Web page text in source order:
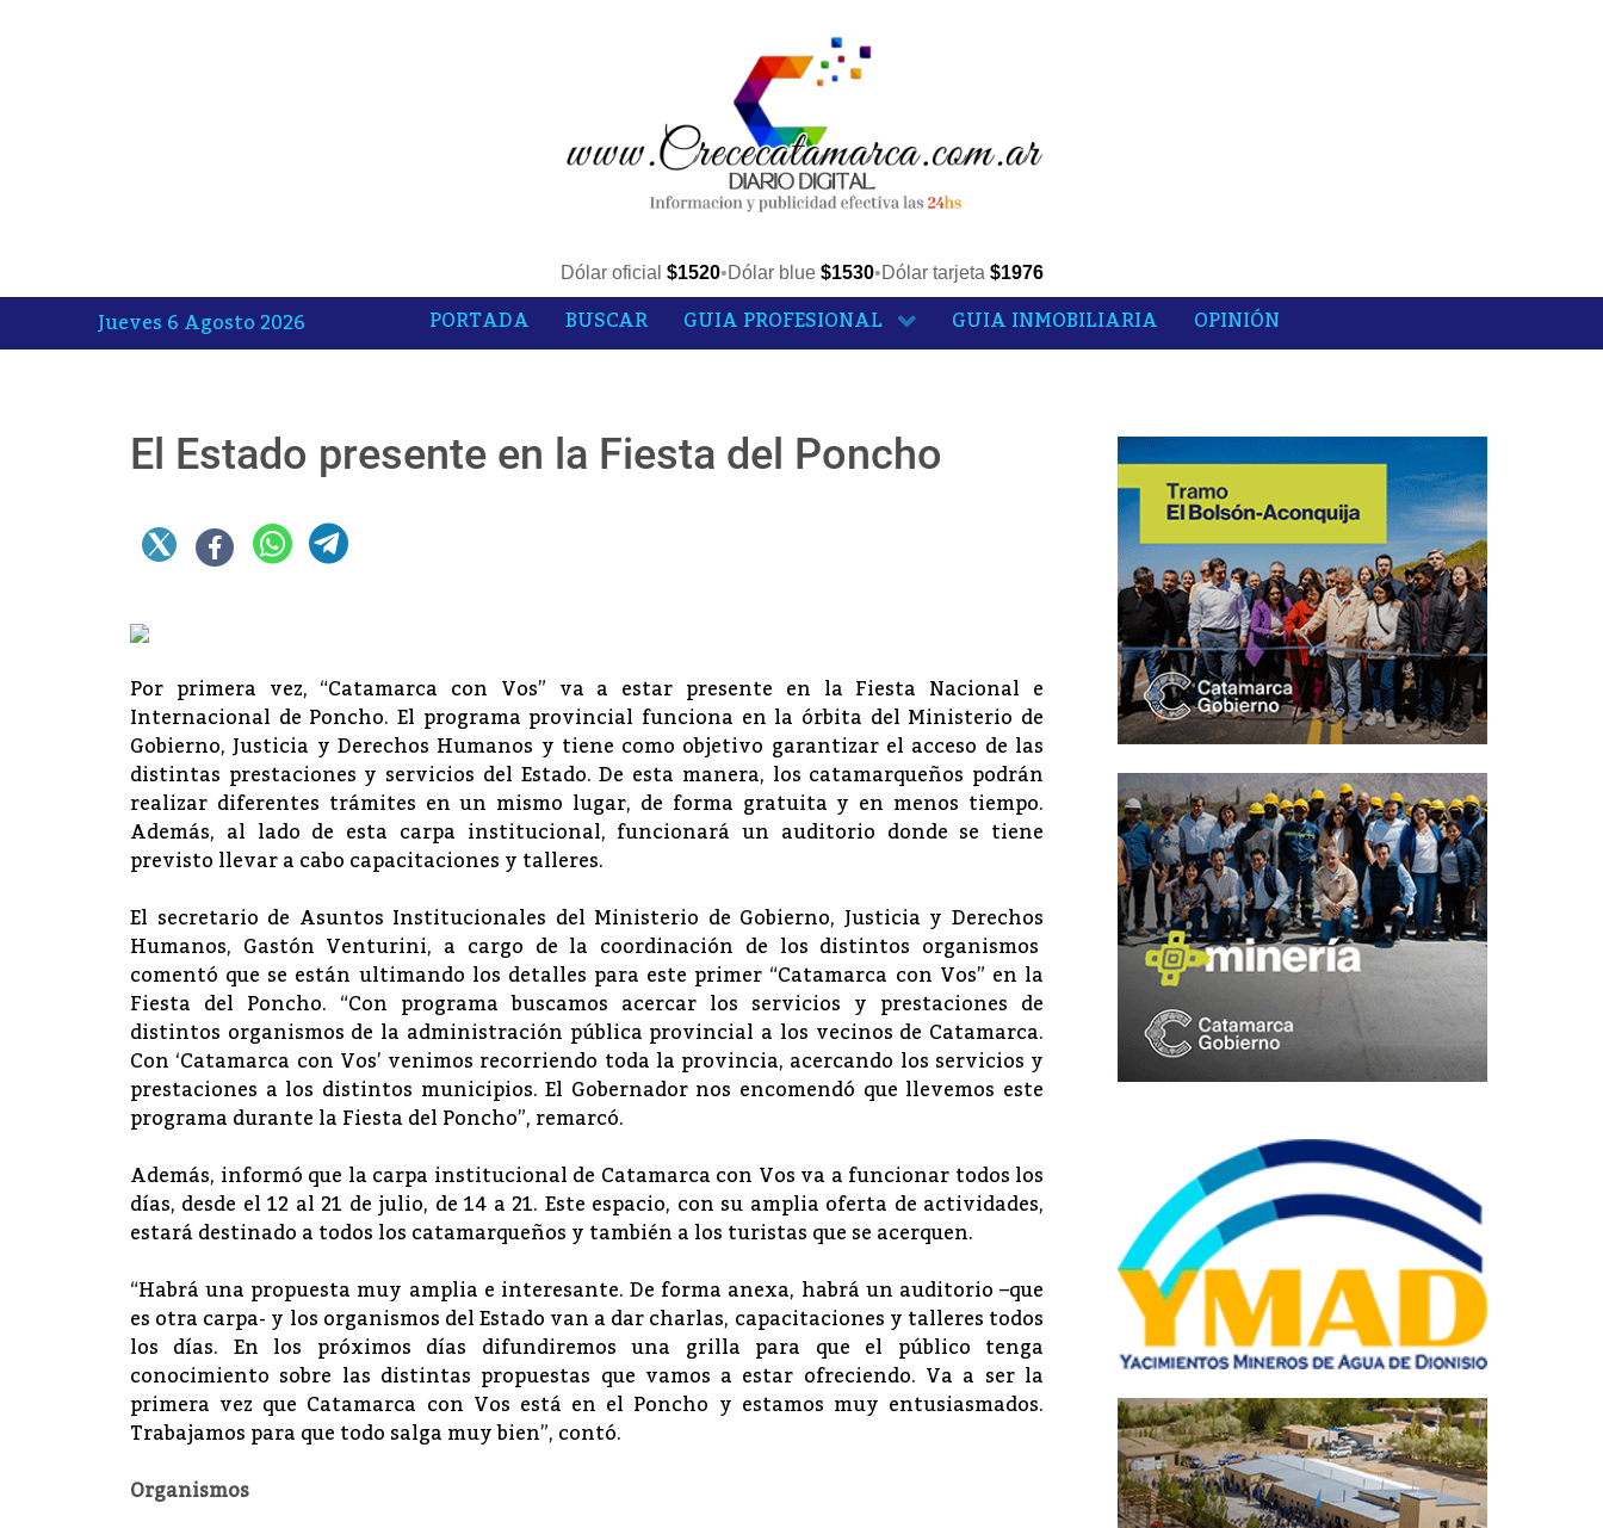
Dólar oficial $1520•Dólar blue $1530•Dólar tarjeta $1976
Jueves 6 Agosto 2026 PORTADA BUSCAR GUIA PROFESIONAL GUIA INMOBILIARIA OPINIÓN
El Estado presente en la Fiesta del Poncho
Por primera vez, “Catamarca con Vos” va a estar presente en la Fiesta Nacional e
Internacional de Poncho. El programa provincial funciona en la órbita del Ministerio de
Gobierno, Justicia y Derechos Humanos y tiene como objetivo garantizar el acceso de las
distintas prestaciones y servicios del Estado. De esta manera, los catamarqueños podrán
realizar diferentes trámites en un mismo lugar, de forma gratuita y en menos tiempo.
Además, al lado de esta carpa institucional, funcionará un auditorio donde se tiene
previsto llevar a cabo capacitaciones y talleres.
El secretario de Asuntos Institucionales del Ministerio de Gobierno, Justicia y Derechos
Humanos, Gastón Venturini, a cargo de la coordinación de los distintos organismos
comentó que se están ultimando los detalles para este primer “Catamarca con Vos” en la
Fiesta del Poncho. “Con programa buscamos acercar los servicios y prestaciones de
distintos organismos de la administración pública provincial a los vecinos de Catamarca.
Con ‘Catamarca con Vos’ venimos recorriendo toda la provincia, acercando los servicios y
prestaciones a los distintos municipios. El Gobernador nos encomendó que llevemos este
programa durante la Fiesta del Poncho”, remarcó.
Además, informó que la carpa institucional de Catamarca con Vos va a funcionar todos los
días, desde el 12 al 21 de julio, de 14 a 21. Este espacio, con su amplia oferta de actividades,
estará destinado a todos los catamarqueños y también a los turistas que se acerquen.
“Habrá una propuesta muy amplia e interesante. De forma anexa, habrá un auditorio –que
es otra carpa- y los organismos del Estado van a dar charlas, capacitaciones y talleres todos
los días. En los próximos días difundiremos una grilla para que el público tenga
conocimiento sobre las distintas propuestas que vamos a estar ofreciendo. Va a ser la
primera vez que Catamarca con Vos está en el Poncho y estamos muy entusiasmados.
Trabajamos para que todo salga muy bien”, contó.
Organismos